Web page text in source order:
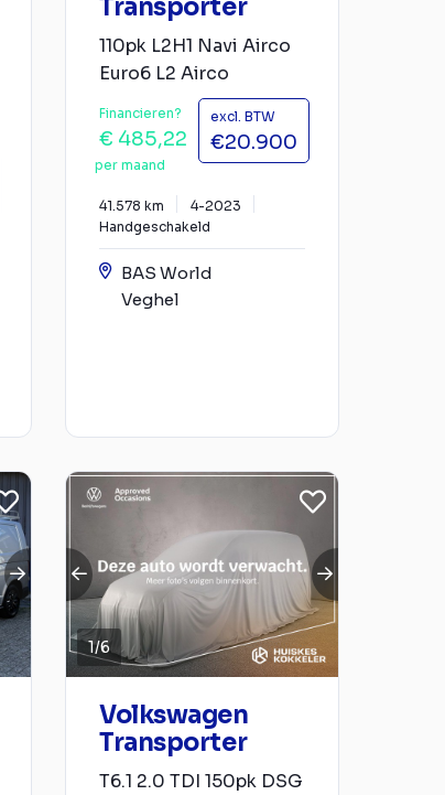
Transporter
110pk L2H1 Navi Airco
Euro6 L2 Airco
Financieren?
€ 485,22
per maand
excl. BTW
€20.900
41.578 km
4-2023
Handgeschakeld
BAS World
Veghel
1/6
Volkswagen
Transporter
T6.1 2.0 TDI 150pk DSG